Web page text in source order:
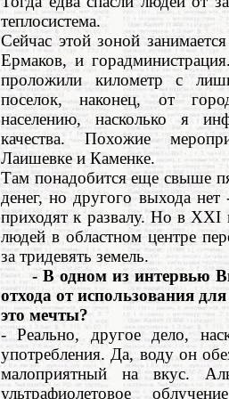
теплосистема.
Сейчас этой зоной
Ермаков, и
проложили километр с
поселок, наконец, от
населению, насколько я
качества. Похожие
Лаишевке и Каменке.
Там понадобится еще свыше
денег, но другого выхода
приходят к развалу. Но в XXI
людей в областном центре
за тридевять земель.
- В одном из интервью Вы
отхода от использования
это мечты?
- Реально, другое дело,
употребления. Да, воду он
малоприятный на вкус.
ультрафиолетовое